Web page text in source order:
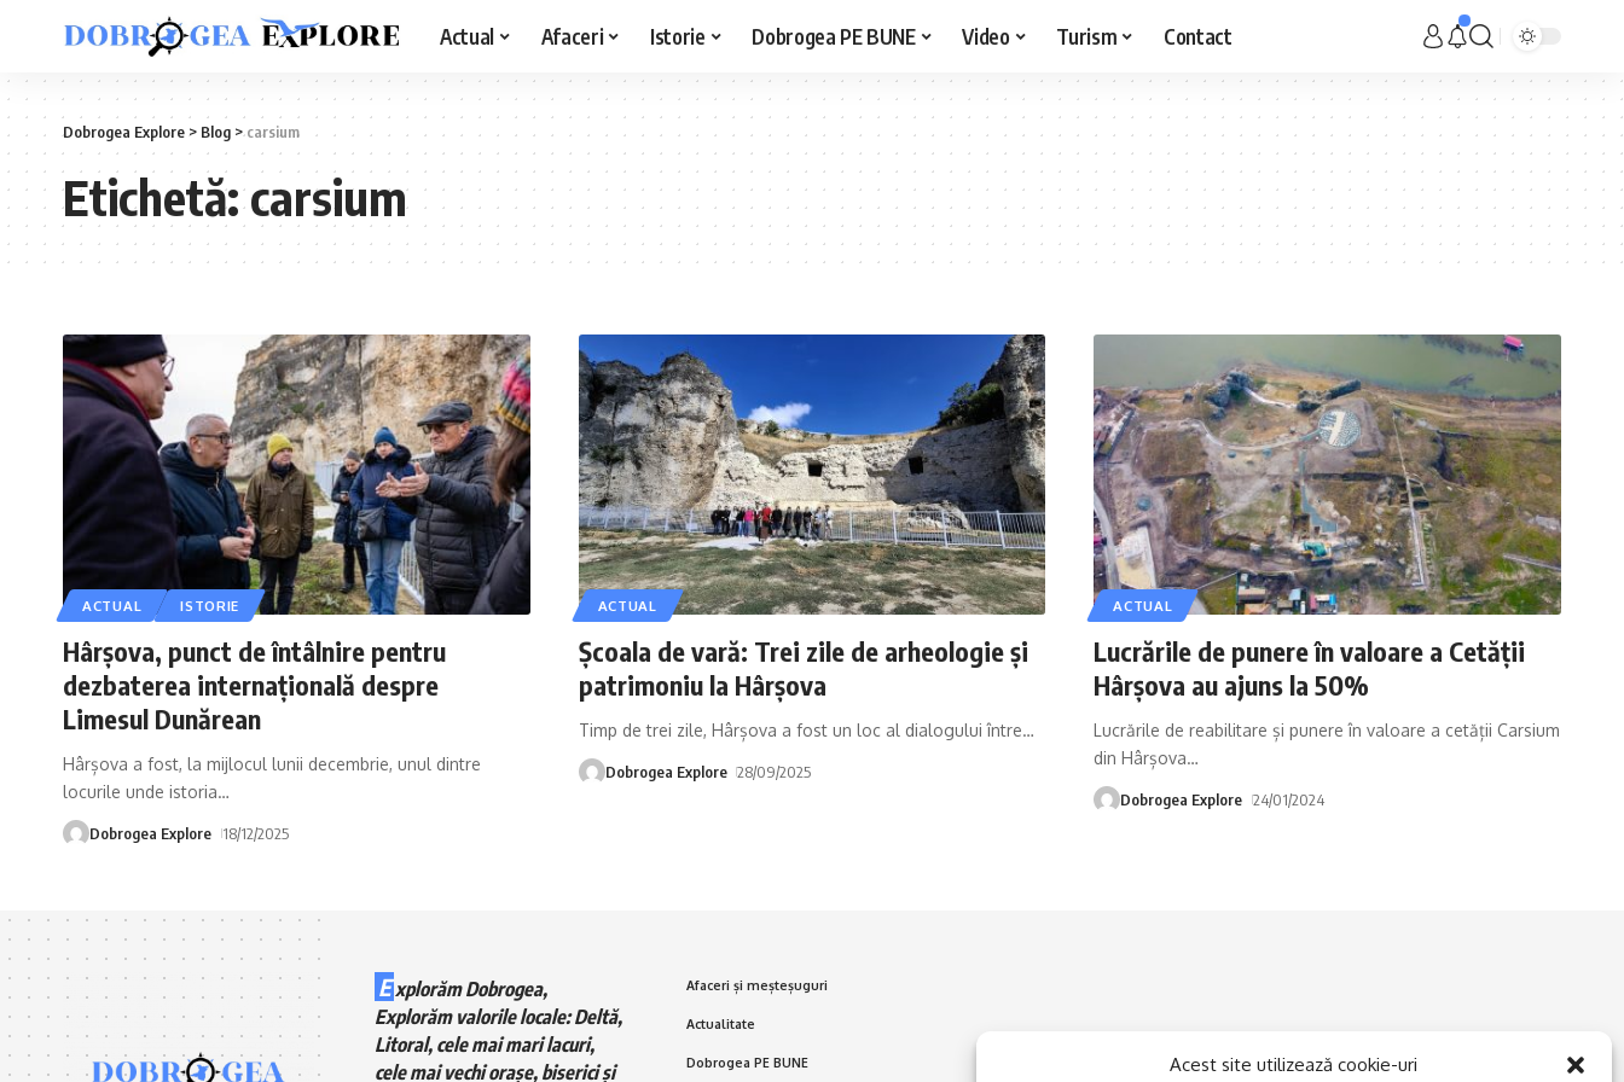
Acest site utilizează cookie-uri
Actual Afaceri Istorie Dobrogea PE BUNE Video Turism Contact
Dobrogea Explore> Blog >carsium
Etichetă:carsium
ACTUAL ISTORIE
Hârșova, punct de întâlnire pentru
dezbaterea internațională despre
Limesul Dunărean
Hârșova a fost, la mijlocul lunii decembrie, unul dintre
locurile unde istoria…
Dobrogea Explore 18/12/2025
ACTUAL
Școala de vară: Trei zile de arheologie și
patrimoniu la Hârșova
Timp de trei zile, Hârșova a fost un loc al dialogului între…
Dobrogea Explore 28/09/2025
ACTUAL
Lucrările de punere în valoare a Cetății
Hârșova au ajuns la 50%
Lucrările de reabilitare și punere în valoare a cetății Carsium
din Hârșova…
Dobrogea Explore 24/01/2024
E xplorăm Dobrogea,
Explorăm valorile locale: Deltă,
Litoral, cele mai mari lacuri,
cele mai vechi orașe, biserici și
Afaceri și meșteșuguri
Actualitate
Dobrogea PE BUNE